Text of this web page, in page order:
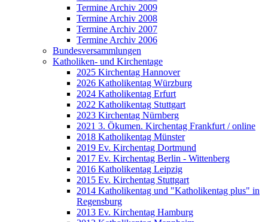
Termine Archiv 2009
Termine Archiv 2008
Termine Archiv 2007
Termine Archiv 2006
Bundesversammlungen
Katholiken- und Kirchentage
2025 Kirchentag Hannover
2026 Katholikentag Würzburg
2024 Katholikentag Erfurt
2022 Katholikentag Stuttgart
2023 Kirchentag Nürnberg
2021 3. Ökumen. Kirchentag Frankfurt / online
2018 Katholikentag Münster
2019 Ev. Kirchentag Dortmund
2017 Ev. Kirchentag Berlin - Wittenberg
2016 Katholikentag Leipzig
2015 Ev. Kirchentag Stuttgart
2014 Katholikentag und "Katholikentag plus" in
Regensburg
2013 Ev. Kirchentag Hamburg